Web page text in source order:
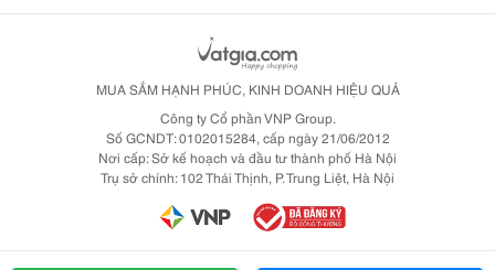
MUA SẮM HẠNH PHÚC, KINH DOANH HIỆU QUẢ
Công ty Cổ phần VNP Group.
Số GCNDT: 0102015284, cấp ngày 21/06/2012
Nơi cấp: Sở kế hoạch và đầu tư thành phố Hà Nội
Trụ sở chính: 102 Thái Thịnh, P. Trung Liệt, Hà Nội